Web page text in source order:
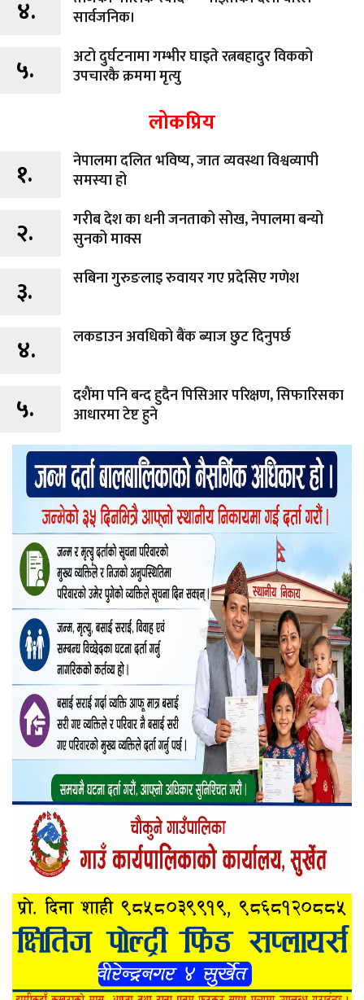
४.
सार्वजनिक।
५.
अटो दुर्घटनामा गम्भीर घाइते रत्नबहादुर विकको
उपचारकै क्रममा मृत्यु
लोकप्रिय
१.
नेपालमा दलित भविष्य, जात व्यवस्था विश्वव्यापी
समस्या हो
२.
गरीब देश का धनी जनताको सोख, नेपालमा बन्यो
सुनको माक्स
३. सबिना गुरुङलाइ रुवायर गए प्रदेसिए गणेश
४. लकडाउन अवधिको बैंक ब्याज छुट दिनुपर्छ
५.
दशैंमा पनि बन्द हुदैन पिसिआर परिक्षण, सिफारिसका
आधारमा टेष्ट हुने